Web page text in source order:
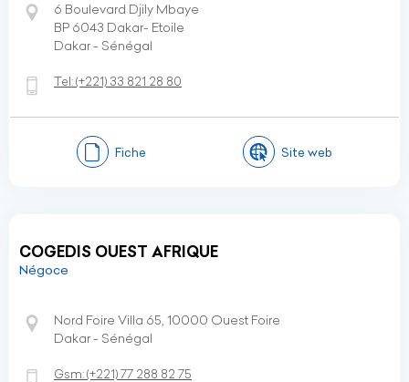
6 Boulevard Djily Mbaye
BP 6043 Dakar- Etoile
Dakar - Sénégal
Tel:(+221) 33 821 28 80
Fiche Site web
COGEDIS OUEST AFRIQUE
Négoce
Nord Foire Villa 65, 10000 Ouest Foire
Dakar - Sénégal
Gsm:(+221)77 288 82 75